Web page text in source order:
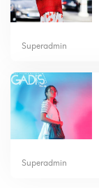
Superadmin
Superadmin